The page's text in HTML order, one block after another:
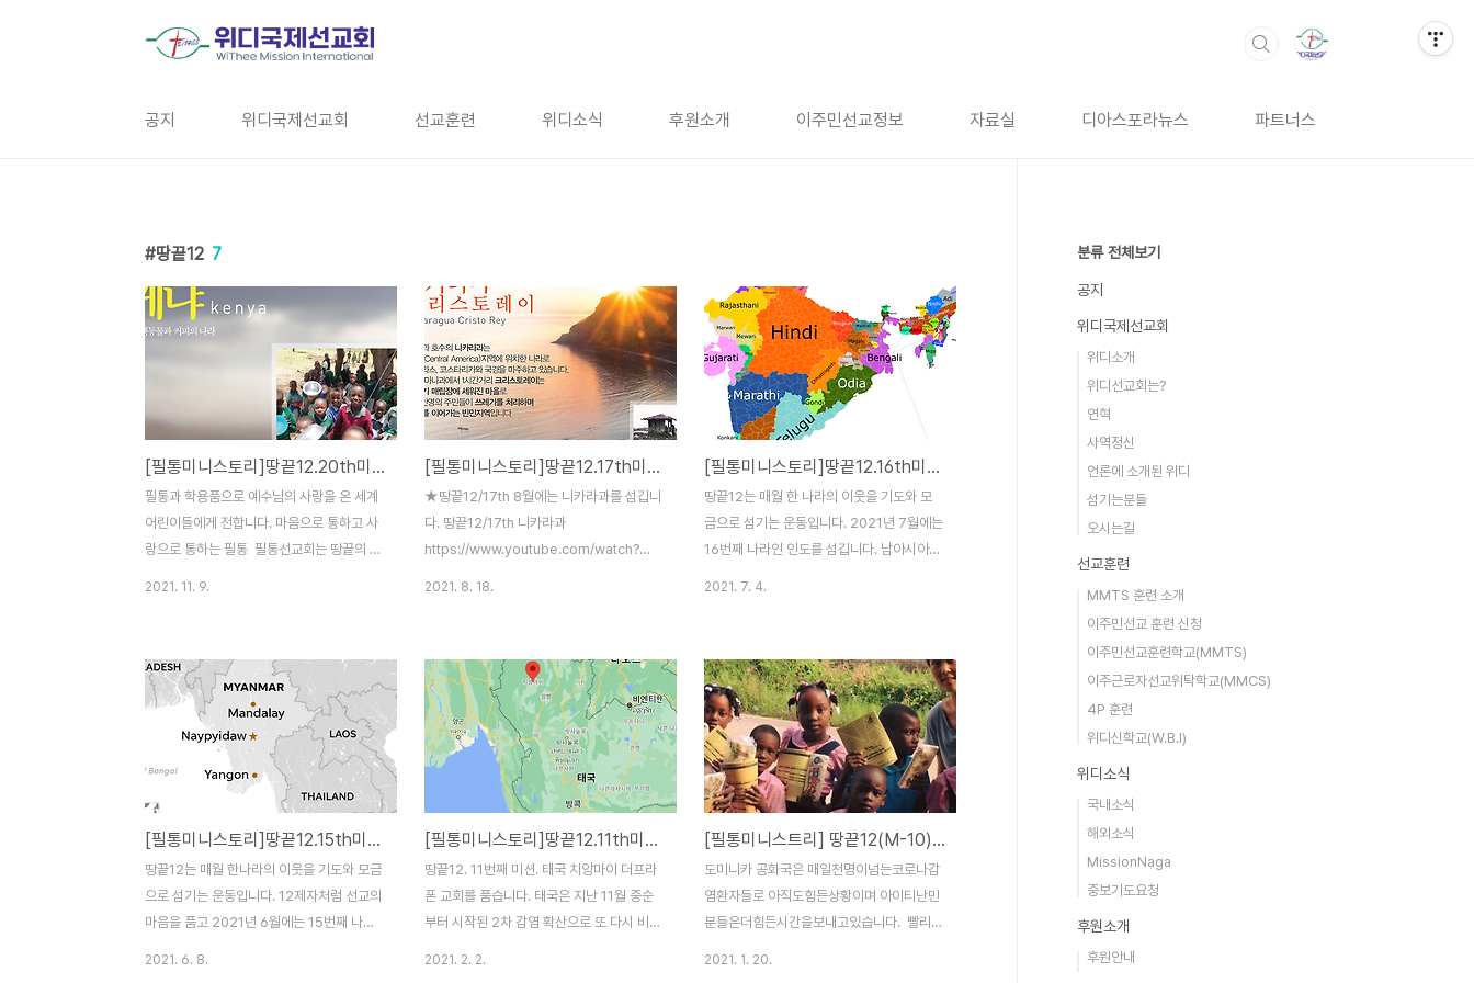
공지 위디국제선교회 선교훈련 위디소식 후원소개 이주민선교정보 자료실 디아스포라뉴스 파트너스
땅끝12 7
[필통미니스토리]땅끝12.20th미션.파라과이
필통과 학용품으로 예수님의 사랑을 온 세계
어린이들에게 전합니다. 마음으로 통하고 사
랑으로 통하는 필통 ​ 필통선교회는 땅끝의 이
니다. ​ ★참여하신 분들 유창준 안영순 유현
식 안미옥 김주희 김동현 박영애 이상호 박용
탁 문병연 정진선 박강일 이은정 김순임 김정
환 유정선 김보답 김평화 김평강 김조이 초지
교회. 드리미교회. 쉼과회복이있는교회 아하
바프레이즈. 오벧. 모닝샐러드 ​ ​★모금액 총
130만원 청년스텝(문병연, 민현식) 13만원
후원. 117만원 송금 ★땅끝12/20th. 11월에
는 파라과이를 섬깁니다 국민 264401-
04-32..
2021. 11. 9.
[필통미니스토리]땅끝12.17th미션.니카라과
★땅끝12/17th 8월에는 니카라과를 섬깁니
다. 땅끝12/17th 니카라과
https://www.youtube.com/watch?
러진 것을 손톱으로 뜯어내고 있길래 필통을
열어보니 모든 연필이 다 부러져 있더라고요.
속으로 '내일은 칼을 가지고 와서 다 깎아줘
야겠구나'생각했는데 다음날 필통 미니스트
리에서 연락이 온 거예요. 후원금이나 기부금
을 모으지 않았기 때문에 더욱 놀랐어요. ​분
명 사역을 위해서는 해야 하는 일이지만 더
이상은 무리이기도 하고 능력도 없는데 성도
들의 귀한 것으로 제대로 된 열매를 맺지 못
할까 봐... 하나님..
2021. 8. 18.
[필통미니스토리]땅끝12.16th미션.인도
땅끝12는 매월 한 나라의 이웃을 기도와 모
금으로 섬기는 운동입니다. 2021년 7월에는
16번째 나라인 인도를 섬깁니다. 남아시아에
어를 공용어로 사용되고 있습니다 (2001년
인도 인구조사) 18세기 영국은 동인도회사를
통해 인도를 200년가까이 식민 통치하며 면
화, 차, 곡물등의 자원을 수탈하였습니다. 힌
두교와 이슬람교를 분리 갈등시키는 방식으
로 인도의 독립을 막았지만 결국 1947년 영
국이 물러나며 독립을 얻었습니다. ​그러나 내
제된 종교적 갈등으로 인해 인도와 파키스탄
으로 분리되었습니다. 인도는 힌두교, 불교,
자이나교, 시크..
2021. 7. 4.
[필통미니스토리]땅끝12.15th미션.미얀마
땅끝12는 매월 한나라의 이웃을 기도와 모금
으로 섬기는 운동입니다. 12제자처럼 선교의
마음을 품고 2021년 6월에는 15번째 나라
2021. 6. 8.
[필통미니스토리]땅끝12.11th미션.태국 치앙마이 더프라폰교회
땅끝12. 11번째 미션. 태국 치앙마이 더프라
폰 교회를 품습니다. 태국은 지난 11월 중순
부터 시작된 2차 감염 확산으로 또 다시 비상
2021. 2. 2.
[필통미니스트리] 땅끝12(M-10)도미니카 아이티난민
도미니카 공화국은 매일천명이넘는코로나감
염환자들로 아직도힘든상황이며 아이티난민
분들은더힘든시간을보내고있습니다. ​ 빨리
2021. 1. 20.
분류 전체보기
공지
위디국제선교회
위디소개
위디선교회는?
연혁
사역정신
언론에 소개된 위디
섬기는분들
오시는길
선교훈련
MMTS 훈련 소개
이주민선교 훈련 신청
이주민선교훈련학교(MMTS)
이주근로자선교위탁학교(MMCS)
4P 훈련
위디신학교(W.B.I)
위디소식
국내소식
해외소식
MissionNaga
중보기도요청
후원소개
후원안내